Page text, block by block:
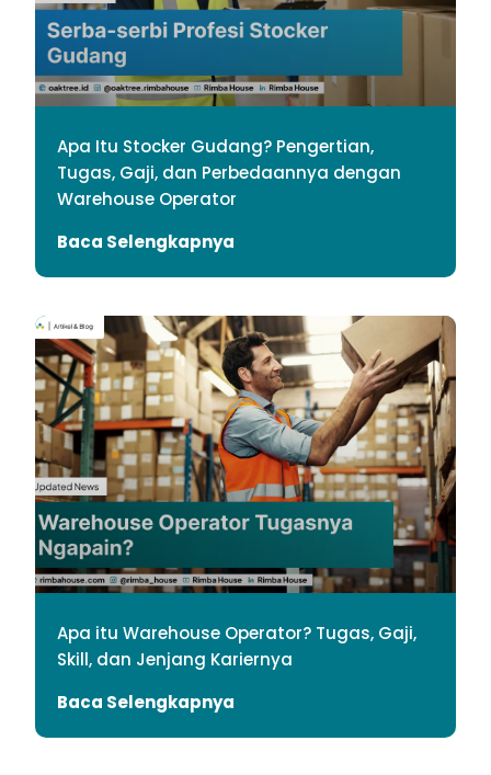
Apa Itu Stocker Gudang? Pengertian,
Tugas, Gaji, dan Perbedaannya dengan
Warehouse Operator
Baca Selengkapnya
Apa itu Warehouse Operator? Tugas, Gaji,
Skill, dan Jenjang Kariernya
Baca Selengkapnya